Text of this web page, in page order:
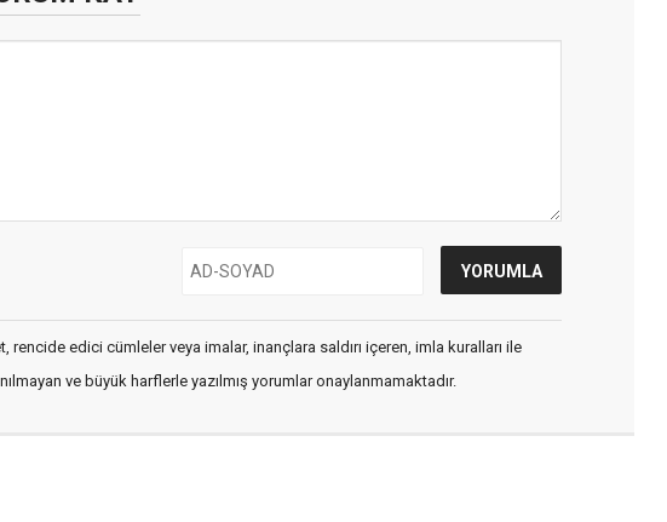
rencide edici cümleler veya imalar, inançlara saldırı içeren, imla kuralları ile
ve büyük harflerle yazılmış yorumlar onaylanmamaktadır.